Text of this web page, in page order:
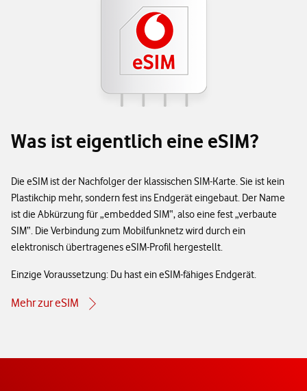
Was ist eigentlich eine eSIM?
Die eSIM ist der Nachfolger der klassischen SIM-Karte. Sie ist kein
Plastikchip mehr, sondern fest ins Endgerät eingebaut. Der Name
ist die Abkürzung für „embedded SIM“, also eine fest „verbaute
SIM“. Die Verbindung zum Mobilfunknetz wird durch ein
elektronisch übertragenes eSIM-Profil hergestellt.
Einzige Voraussetzung: Du hast ein eSIM-fähiges Endgerät.
Mehr zur eSIM